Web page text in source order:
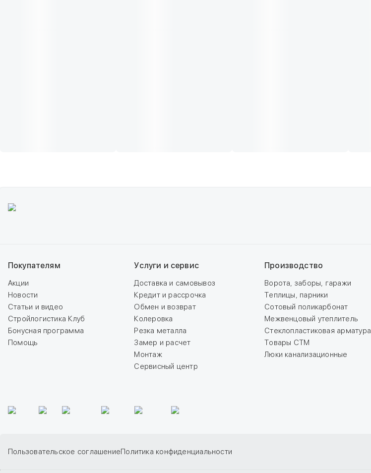
Покупателям
Акции
Новости
Статьи и видео
Стройлогистика Клуб
Бонусная программа
Помощь
Услуги и сервис
Доставка и самовывоз
Кредит и рассрочка
Обмен и возврат
Колеровка
Резка металла
Замер и расчет
Монтаж
Сервисный центр
Производство
Ворота, заборы, гаражи
Теплицы, парники
Сотовый поликарбонат
Межвенцовый утеплитель
Стеклопластиковая арматура
Товары СТМ
Люки канализационные
Пользовательское соглашениеПолитика конфиденциальности